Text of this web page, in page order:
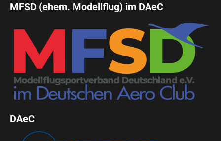
MFSD (ehem. Modellflug) im DAeC
DAeC